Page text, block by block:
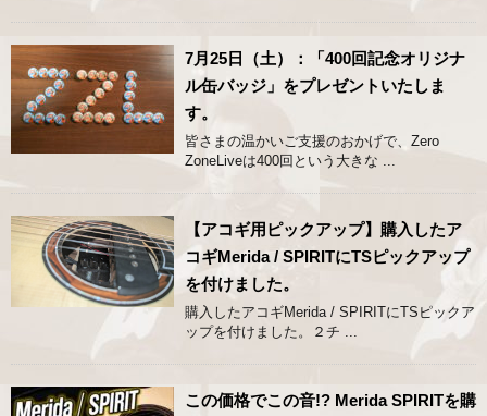
7月25日（土）：「400回記念オリジナ
ル缶バッジ」をプレゼントいたしま
す。
皆さまの温かいご支援のおかげで、Zero
ZoneLiveは400回という大きな ...
【アコギ用ピックアップ】購入したア
コギMerida / SPIRITにTSピックアップ
を付けました。
購入したアコギMerida / SPIRITにTSピックア
ップを付けました。２チ ...
この価格でこの音!? Merida SPIRITを購